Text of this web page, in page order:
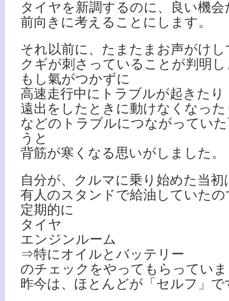
タイヤを新調するのに、良い機
前向きに考えることにします。
それ以前に、たまたまお声がけ
クギが刺さっていることが判明
もし氣がつかずに
高速走行中にトラブルが起きたり
遠出をしたときに動けなくなっ
などのトラブルにつながってい
うと
背筋が寒くなる思いがしました。
自分が、クルマに乗り始めた当初
有人のスタンドで給油していたの
定期的に
タイヤ
エンジンルーム
⇒特にオイルとバッテリー
のチェックをやってもらってい
昨今は、ほとんどが「セルフ」で